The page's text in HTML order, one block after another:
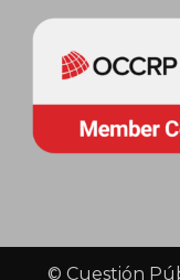
© Cuestión